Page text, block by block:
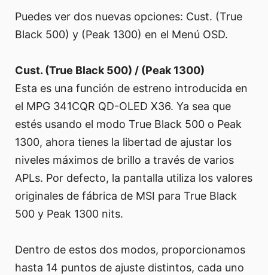
Puedes ver dos nuevas opciones: Cust. (True
Black 500) y (Peak 1300) en el Menú OSD.
Cust. (True Black 500) / (Peak 1300)
Esta es una función de estreno introducida en
el MPG 341CQR QD-OLED X36. Ya sea que
estés usando el modo True Black 500 o Peak
1300, ahora tienes la libertad de ajustar los
niveles máximos de brillo a través de varios
APLs. Por defecto, la pantalla utiliza los valores
originales de fábrica de MSI para True Black
500 y Peak 1300 nits.
Dentro de estos dos modos, proporcionamos
hasta 14 puntos de ajuste distintos, cada uno